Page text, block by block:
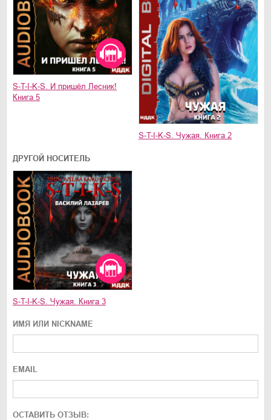
S-T-I-K-S. И пришёл Лесник!
Книга 5
S-T-I-K-S. Чужая. Книга 2
ДРУГОЙ НОСИТЕЛЬ
S-T-I-K-S. Чужая. Книга 3
ИМЯ ИЛИ NICKNAME
EMAIL
ОСТАВИТЬ ОТЗЫВ: